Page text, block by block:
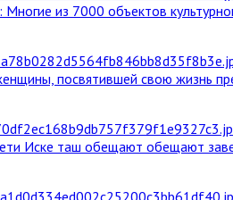
из 7000 объектов
посвятившей свою жизнь
Иске таш обещают обещают